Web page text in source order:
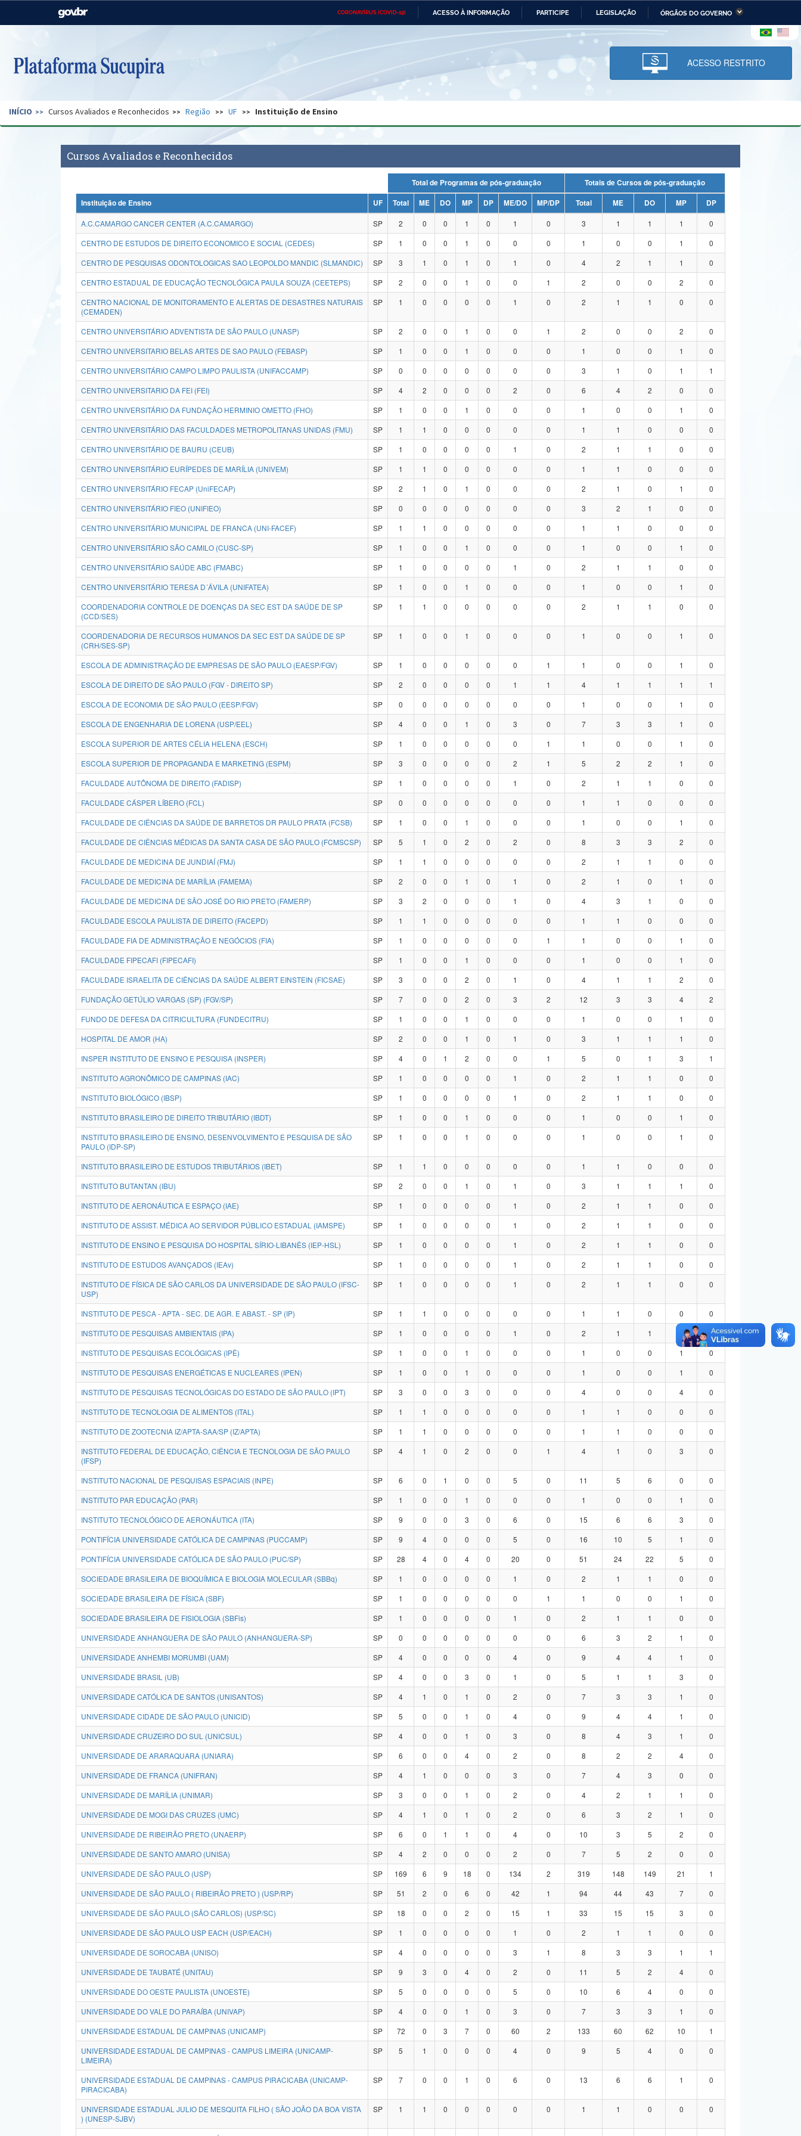
CORONAVÍRUS (COVID-19) ACESSO À INFORMAÇÃO PARTICIPE LEGISLAÇÃO ÓRGÃOS DO GOVERNO
Casa Civil Ministério das Relações Ministério da Economia Ministério da Infraestrutura
Pecuária e Abastecimento
Ministério da Ciência,
Tecnologia, Inovações e
Comunicações
Ministério do Desenvolvimento
Regional e dos Direitos Humanos
Secretaria de Governo Gabinete de Segurança Advocacia-Geral da União Banco Central do Brasil Planalto
ACESSO RESTRITO
INÍCIO Cursos Avaliados e Reconhecidos Região UF Instituição de Ensino
Cursos Avaliados e Reconhecidos
Total de Programas de pós-graduação
Totais de Cursos de pós-graduação
Instituição de Ensino
UF Total ME DO MP DP ME/DO MP/DP Total ME DO MP
DP
A.C.CAMARGO CANCER CENTER (A.C.CAMARGO)
SP 2 0 0 1 0 1 0 3 1 1 1
0
CENTRO DE ESTUDOS DE DIREITO ECONOMICO E SOCIAL (CEDES)
SP 1 0 0 1 0 0 0 1 0 0 1
0
CENTRO DE PESQUISAS ODONTOLOGICAS SAO LEOPOLDO MANDIC (SLMANDIC)
SP 3 1 0 1 0 1 0 4 2 1 1
0
CENTRO ESTADUAL DE EDUCAÇÃO TECNOLÓGICA PAULA SOUZA (CEETEPS)
SP 2 0 0 1 0 0 1 2 0 0 2
0
CENTRO NACIONAL DE MONITORAMENTO E ALERTAS DE DESASTRES NATURAIS
(CEMADEN)
SP 1 0 0 0 0 1 0 2 1 1 0 0
CENTRO UNIVERSITÁRIO ADVENTISTA DE SÃO PAULO (UNASP) SP 2 0 0 1 0 0 1 2 0 0 2
0
CENTRO UNIVERSITARIO BELAS ARTES DE SAO PAULO (FEBASP)
SP 1 0 0 1 0 0 0 1 0 0 1
0
CENTRO UNIVERSITÁRIO CAMPO LIMPO PAULISTA (UNIFACCAMP)
SP 0 0 0 0 0 0 0 3 1 0 1
1
CENTRO UNIVERSITARIO DA FEI (FEI)
SP 4 2 0 0 0 2 0 6 4 2 0
0
CENTRO UNIVERSITÁRIO DA FUNDAÇÃO HERMINIO OMETTO (FHO)
SP 1 0 0 1 0 0 0 1 0 0 1
0
CENTRO UNIVERSITÁRIO DAS FACULDADES METROPOLITANAS UNIDAS (FMU)
SP 1 1 0 0 0 0 0 1 1 0 0
0
CENTRO UNIVERSITÁRIO DE BAURU (CEUB)
SP 1 0 0 0 0 1 0 2 1 1 0
0
CENTRO UNIVERSITÁRIO EURÍPEDES DE MARÍLIA (UNIVEM)
SP 1 1 0 0 0 0 0 1 1 0 0
0
CENTRO UNIVERSITÁRIO FECAP (UniFECAP)
SP 2 1 0 1 0 0 0 2 1 0 1
0
CENTRO UNIVERSITÁRIO FIEO (UNIFIEO)
SP 0 0 0 0 0 0 0 3 2 1 0
0
CENTRO UNIVERSITÁRIO MUNICIPAL DE FRANCA (UNI-FACEF)
SP 1 1 0 0 0 0 0 1 1 0 0
0
CENTRO UNIVERSITÁRIO SÃO CAMILO (CUSC-SP)
SP 1 0 0 1 0 0 0 1 0 0 1
0
CENTRO UNIVERSITÁRIO SAÚDE ABC (FMABC)
SP 1 0 0 0 0 1 0 2 1 1 0
0
CENTRO UNIVERSITÁRIO TERESA D´ÁVILA (UNIFATEA)
SP 1 0 0 1 0 0 0 1 0 0 1
0
COORDENADORIA CONTROLE DE DOENÇAS DA SEC EST DA SAÚDE DE SP
(CCD/SES)
SP 1 1 0 0 0 0 0 2 1 1 0 0
COORDENADORIA DE RECURSOS HUMANOS DA SEC EST DA SAÚDE DE SP
(CRH/SES-SP)
SP 1 0 0 1 0 0 0 1 0 0 1 0
ESCOLA DE ADMINISTRAÇÃO DE EMPRESAS DE SÃO PAULO (EAESP/FGV) SP 1 0 0 0 0 0 1 1 0 0 1
0
ESCOLA DE DIREITO DE SÃO PAULO (FGV - DIREITO SP)
SP 2 0 0 0 0 1 1 4 1 1 1
1
ESCOLA DE ECONOMIA DE SÃO PAULO (EESP/FGV)
SP 0 0 0 0 0 0 0 1 0 0 1
0
ESCOLA DE ENGENHARIA DE LORENA (USP/EEL)
SP 4 0 0 1 0 3 0 7 3 3 1
0
ESCOLA SUPERIOR DE ARTES CÉLIA HELENA (ESCH)
SP 1 0 0 0 0 0 1 1 0 0 1
0
ESCOLA SUPERIOR DE PROPAGANDA E MARKETING (ESPM)
SP 3 0 0 0 0 2 1 5 2 2 1
0
FACULDADE AUTÔNOMA DE DIREITO (FADISP)
SP 1 0 0 0 0 1 0 2 1 1 0
0
FACULDADE CÁSPER LÍBERO (FCL)
SP 0 0 0 0 0 0 0 1 1 0 0
0
FACULDADE DE CIÊNCIAS DA SAÚDE DE BARRETOS DR PAULO PRATA (FCSB)
SP 1 0 0 1 0 0 0 1 0 0 1
0
FACULDADE DE CIÊNCIAS MÉDICAS DA SANTA CASA DE SÃO PAULO (FCMSCSP)
SP 5 1 0 2 0 2 0 8 3 3 2
0
FACULDADE DE MEDICINA DE JUNDIAÍ (FMJ)
SP 1 1 0 0 0 0 0 2 1 1 0
0
FACULDADE DE MEDICINA DE MARÍLIA (FAMEMA)
SP 2 0 0 1 0 1 0 2 1 0 1
0
FACULDADE DE MEDICINA DE SÃO JOSÉ DO RIO PRETO (FAMERP)
SP 3 2 0 0 0 1 0 4 3 1 0
0
FACULDADE ESCOLA PAULISTA DE DIREITO (FACEPD)
SP 1 1 0 0 0 0 0 1 1 0 0
0
FACULDADE FIA DE ADMINISTRAÇÃO E NEGÓCIOS (FIA)
SP 1 0 0 0 0 0 1 1 0 0 1
0
FACULDADE FIPECAFI (FIPECAFI)
SP 1 0 0 1 0 0 0 1 0 0 1
0
FACULDADE ISRAELITA DE CIÊNCIAS DA SAÚDE ALBERT EINSTEIN (FICSAE)
SP 3 0 0 2 0 1 0 4 1 1 2
0
FUNDAÇÃO GETÚLIO VARGAS (SP) (FGV/SP)
SP 7 0 0 2 0 3 2 12 3 3 4
2
FUNDO DE DEFESA DA CITRICULTURA (FUNDECITRU)
SP 1 0 0 1 0 0 0 1 0 0 1
0
HOSPITAL DE AMOR (HA)
SP 2 0 0 1 0 1 0 3 1 1 1
0
INSPER INSTITUTO DE ENSINO E PESQUISA (INSPER)
SP 4 0 1 2 0 0 1 5 0 1 3
1
INSTITUTO AGRONÔMICO DE CAMPINAS (IAC)
SP 1 0 0 0 0 1 0 2 1 1 0
0
INSTITUTO BIOLÓGICO (IBSP)
SP 1 0 0 0 0 1 0 2 1 1 0
0
INSTITUTO BRASILEIRO DE DIREITO TRIBUTÁRIO (IBDT)
SP 1 0 0 1 0 0 0 1 0 0 1
0
INSTITUTO BRASILEIRO DE ENSINO, DESENVOLVIMENTO E PESQUISA DE SÃO
PAULO (IDP-SP)
SP 1 0 0 1 0 0 0 1 0 0 1 0
INSTITUTO BRASILEIRO DE ESTUDOS TRIBUTÁRIOS (IBET) SP 1 1 0 0 0 0 0 1 1 0 0
0
INSTITUTO BUTANTAN (IBU)
SP 2 0 0 1 0 1 0 3 1 1 1
0
INSTITUTO DE AERONÁUTICA E ESPAÇO (IAE)
SP 1 0 0 0 0 1 0 2 1 1 0
0
INSTITUTO DE ASSIST. MÉDICA AO SERVIDOR PÚBLICO ESTADUAL (IAMSPE)
SP 1 0 0 0 0 1 0 2 1 1 0
0
INSTITUTO DE ENSINO E PESQUISA DO HOSPITAL SÍRIO-LIBANÊS (IEP-HSL)
SP 1 0 0 0 0 1 0 2 1 1 0
0
INSTITUTO DE ESTUDOS AVANÇADOS (IEAv)
SP 1 0 0 0 0 1 0 2 1 1 0
0
INSTITUTO DE FÍSICA DE SÃO CARLOS DA UNIVERSIDADE DE SÃO PAULO (IFSC-
USP)
SP 1 0 0 0 0 1 0 2 1 1 0 0
INSTITUTO DE PESCA - APTA - SEC. DE AGR. E ABAST. - SP (IP) SP 1 1 0 0 0 0 0 1 1 0 0
0
INSTITUTO DE PESQUISAS AMBIENTAIS (IPA)
SP 1 0 0 0 0 1 0 2 1 1 0
0
INSTITUTO DE PESQUISAS ECOLÓGICAS (IPÊ)
SP 1 0 0 1 0 0 0 1 0 0 1
0
INSTITUTO DE PESQUISAS ENERGÉTICAS E NUCLEARES (IPEN)
SP 1 0 0 1 0 0 0 1 0 0 1
0
INSTITUTO DE PESQUISAS TECNOLÓGICAS DO ESTADO DE SÃO PAULO (IPT)
SP 3 0 0 3 0 0 0 4 0 0 4
0
INSTITUTO DE TECNOLOGIA DE ALIMENTOS (ITAL)
SP 1 1 0 0 0 0 0 1 1 0 0
0
INSTITUTO DE ZOOTECNIA IZ/APTA-SAA/SP (IZ/APTA)
SP 1 1 0 0 0 0 0 1 1 0 0
0
INSTITUTO FEDERAL DE EDUCAÇÃO, CIÊNCIA E TECNOLOGIA DE SÃO PAULO
(IFSP)
SP 4 1 0 2 0 0 1 4 1 0 3 0
INSTITUTO NACIONAL DE PESQUISAS ESPACIAIS (INPE) SP 6 0 1 0 0 5 0 11 5 6 0
0
INSTITUTO PAR EDUCAÇÃO (PAR)
SP 1 0 0 1 0 0 0 1 0 0 1
0
INSTITUTO TECNOLÓGICO DE AERONÁUTICA (ITA)
SP 9 0 0 3 0 6 0 15 6 6 3
0
PONTIFÍCIA UNIVERSIDADE CATÓLICA DE CAMPINAS (PUCCAMP)
SP 9 4 0 0 0 5 0 16 10 5 1
0
PONTIFÍCIA UNIVERSIDADE CATÓLICA DE SÃO PAULO (PUC/SP)
SP 28 4 0 4 0 20 0 51 24 22 5
0
SOCIEDADE BRASILEIRA DE BIOQUÍMICA E BIOLOGIA MOLECULAR (SBBq)
SP 1 0 0 0 0 1 0 2 1 1 0
0
SOCIEDADE BRASILEIRA DE FÍSICA (SBF)
SP 1 0 0 0 0 0 1 1 0 0 1
0
SOCIEDADE BRASILEIRA DE FISIOLOGIA (SBFis)
SP 1 0 0 0 0 1 0 2 1 1 0
0
UNIVERSIDADE ANHANGUERA DE SÃO PAULO (ANHANGUERA-SP)
SP 0 0 0 0 0 0 0 6 3 2 1
0
UNIVERSIDADE ANHEMBI MORUMBI (UAM)
SP 4 0 0 0 0 4 0 9 4 4 1
0
UNIVERSIDADE BRASIL (UB)
SP 4 0 0 3 0 1 0 5 1 1 3
0
UNIVERSIDADE CATÓLICA DE SANTOS (UNISANTOS)
SP 4 1 0 1 0 2 0 7 3 3 1
0
UNIVERSIDADE CIDADE DE SÃO PAULO (UNICID)
SP 5 0 0 1 0 4 0 9 4 4 1
0
UNIVERSIDADE CRUZEIRO DO SUL (UNICSUL)
SP 4 0 0 1 0 3 0 8 4 3 1
0
UNIVERSIDADE DE ARARAQUARA (UNIARA)
SP 6 0 0 4 0 2 0 8 2 2 4
0
UNIVERSIDADE DE FRANCA (UNIFRAN)
SP 4 1 0 0 0 3 0 7 4 3 0
0
UNIVERSIDADE DE MARÍLIA (UNIMAR)
SP 3 0 0 1 0 2 0 4 2 1 1
0
UNIVERSIDADE DE MOGI DAS CRUZES (UMC)
SP 4 1 0 1 0 2 0 6 3 2 1
0
UNIVERSIDADE DE RIBEIRÃO PRETO (UNAERP)
SP 6 0 1 1 0 4 0 10 3 5 2
0
UNIVERSIDADE DE SANTO AMARO (UNISA)
SP 4 2 0 0 0 2 0 7 5 2 0
0
UNIVERSIDADE DE SÃO PAULO (USP)
SP 169 6 9 18 0 134 2 319 148 149 21
1
UNIVERSIDADE DE SÃO PAULO ( RIBEIRÃO PRETO ) (USP/RP)
SP 51 2 0 6 0 42 1 94 44 43 7
0
UNIVERSIDADE DE SÃO PAULO (SÃO CARLOS) (USP/SC)
SP 18 0 0 2 0 15 1 33 15 15 3
0
UNIVERSIDADE DE SÃO PAULO USP EACH (USP/EACH)
SP 1 0 0 0 0 1 0 2 1 1 0
0
UNIVERSIDADE DE SOROCABA (UNISO)
SP 4 0 0 0 0 3 1 8 3 3 1
1
UNIVERSIDADE DE TAUBATÉ (UNITAU)
SP 9 3 0 4 0 2 0 11 5 2 4
0
UNIVERSIDADE DO OESTE PAULISTA (UNOESTE)
SP 5 0 0 0 0 5 0 10 6 4 0
0
UNIVERSIDADE DO VALE DO PARAÍBA (UNIVAP)
SP 4 0 0 1 0 3 0 7 3 3 1
0
UNIVERSIDADE ESTADUAL DE CAMPINAS (UNICAMP)
SP 72 0 3 7 0 60 2 133 60 62 10
1
UNIVERSIDADE ESTADUAL DE CAMPINAS - CAMPUS LIMEIRA (UNICAMP-
LIMEIRA)
SP 5 1 0 0 0 4 0 9 5 4 0 0
UNIVERSIDADE ESTADUAL DE CAMPINAS - CAMPUS PIRACICABA (UNICAMP-
PIRACICABA)
SP 7 0 0 1 0 6 0 13 6 6 1 0
UNIVERSIDADE ESTADUAL JULIO DE MESQUITA FILHO ( SÃO JOÃO DA BOA VISTA
) (UNESP-SJBV)
SP 1 1 0 0 0 0 0 1 1 0 0 0